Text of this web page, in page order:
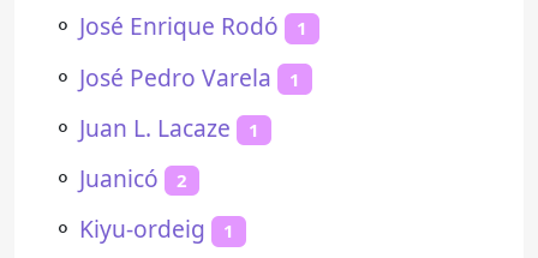
⚬ José Enrique Rodó 1
⚬ José Pedro Varela 1
⚬ Juan L. Lacaze 1
⚬ Juanicó 2
⚬ Kiyu-ordeig 1